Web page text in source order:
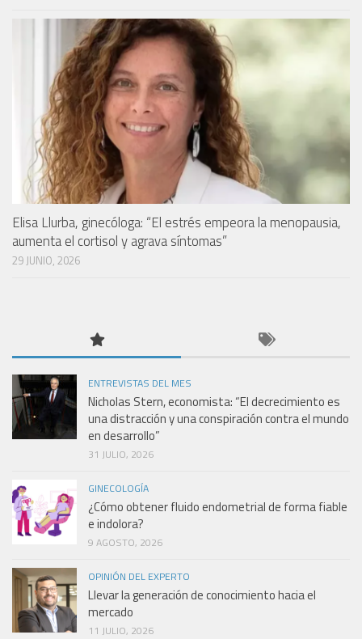
Elisa Llurba, ginecóloga: “El estrés empeora la menopausia,
aumenta el cortisol y agrava síntomas”
29 JUNIO, 2026
ENTREVISTAS DEL MES
Nicholas Stern, economista: “El decrecimiento es
una distracción y una conspiración contra el mundo
en desarrollo”
31 JULIO, 2026
GINECOLOGÍA
¿Cómo obtener fluido endometrial de forma fiable
e indolora?
9 AGOSTO, 2026
OPINIÓN DEL EXPERTO
Llevar la generación de conocimiento hacia el
mercado
11 JULIO, 2026